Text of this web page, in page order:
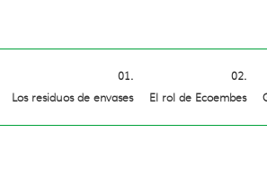
Los residuos de envases El rol de Ecoembes